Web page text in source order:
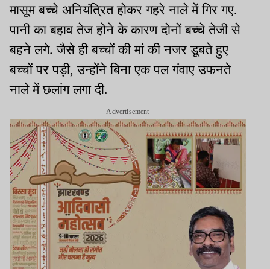
मासूम बच्चे अनियंत्रित होकर गहरे नाले में गिर गए.
पानी का बहाव तेज होने के कारण दोनों बच्चे तेजी से
बहने लगे. जैसे ही बच्चों की मां की नजर डूबते हुए
बच्चों पर पड़ी, उन्होंने बिना एक पल गंवाए उफनते
नाले में छलांग लगा दी.
Advertisement